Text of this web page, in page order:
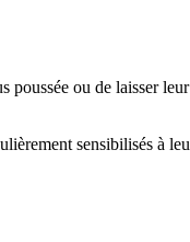
ou de laisser
sensibilisés à